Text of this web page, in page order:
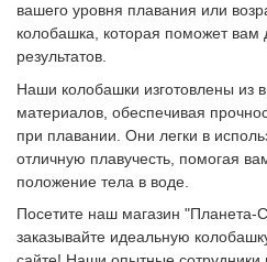
вашего уровня плавания или
колобашка, которая поможет вам
результатов.
Наши колобашки изготовлены из
материалов, обеспечивая
при плавании. Они легки в
отличную плавучесть, помогая
положение тела в воде.
Посетите наш магазин "Планета-
заказывайте идеальную